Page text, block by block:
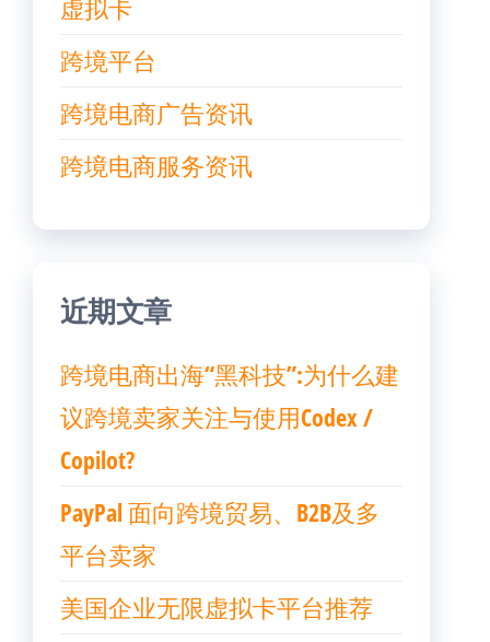
虚拟卡
跨境平台
跨境电商广告资讯
跨境电商服务资讯
近期文章
跨境电商出海“黑科技”:为什么建
议跨境卖家关注与使用Codex /
Copilot?
PayPal 面向跨境贸易、B2B及多
平台卖家
美国企业无限虚拟卡平台推荐